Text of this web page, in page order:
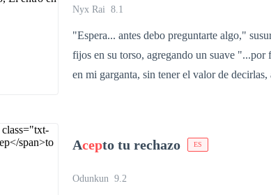
Nyx Rai 8.1
"Espera... antes debo preguntarte algo,"
fijos en su torso, agregando un suave "...por
en mi garganta, sin tener el valor de decirlas,
escucharlo. ¿Hogar? Ya no existe tal cosa
construir uno donde podíamos compartir
Acepto tu rechazo ES
Odunkun 9.2